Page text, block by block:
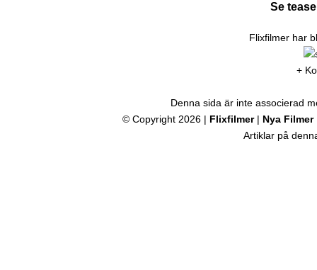
Se
Flixfilmer har
+
Denna sida är inte associerad
© Copyright 2026 | Flixfilmer| Nya Filmer
Artiklar på